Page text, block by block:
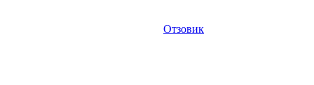
Отзовик